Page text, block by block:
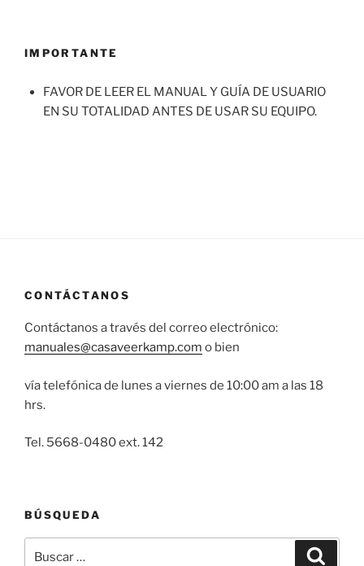
IMPORTANTE
FAVOR DE LEER EL MANUAL Y GUÍA DE USUARIO
EN SU TOTALIDAD ANTES DE USAR SU EQUIPO.
CONTÁCTANOS
Contáctanos a través del correo electrónico:
manuales@casaveerkamp.com o bien
vía telefónica de lunes a viernes de 10:00 am a las 18
hrs.
Tel. 5668-0480 ext. 142
BÚSQUEDA